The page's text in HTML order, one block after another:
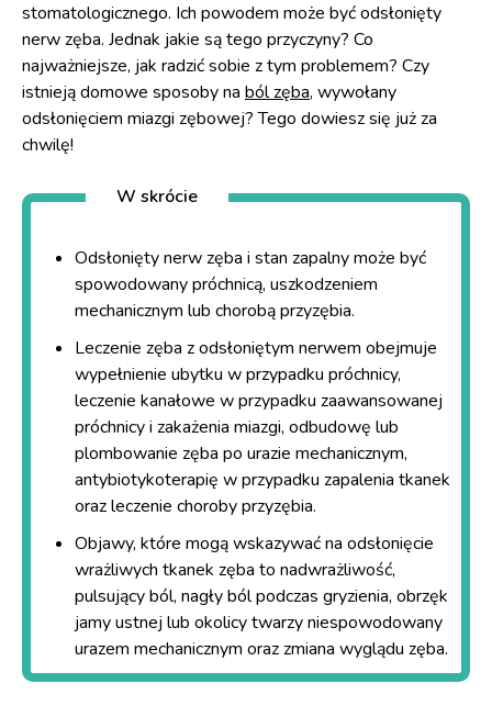
stomatologicznego. Ich powodem może być odsłonięty
nerw zęba. Jednak jakie są tego przyczyny? Co
najważniejsze, jak radzić sobie z tym problemem? Czy
istnieją domowe sposoby na ból zęba, wywołany
odsłonięciem miazgi zębowej? Tego dowiesz się już za
chwilę!
W skrócie
Odsłonięty nerw zęba i stan zapalny może być
spowodowany próchnicą, uszkodzeniem
mechanicznym lub chorobą przyzębia.
Leczenie zęba z odsłoniętym nerwem obejmuje
wypełnienie ubytku w przypadku próchnicy,
leczenie kanałowe w przypadku zaawansowanej
próchnicy i zakażenia miazgi, odbudowę lub
plombowanie zęba po urazie mechanicznym,
antybiotykoterapię w przypadku zapalenia tkanek
oraz leczenie choroby przyzębia.
Objawy, które mogą wskazywać na odsłonięcie
wrażliwych tkanek zęba to nadwrażliwość,
pulsujący ból, nagły ból podczas gryzienia, obrzęk
jamy ustnej lub okolicy twarzy niespowodowany
urazem mechanicznym oraz zmiana wyglądu zęba.